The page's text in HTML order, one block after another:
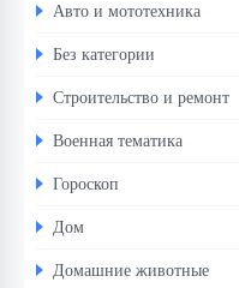
Авто и мототехника
Без категории
Строительство и ремонт
Военная тематика
Гороскоп
Дом
Домашние животные